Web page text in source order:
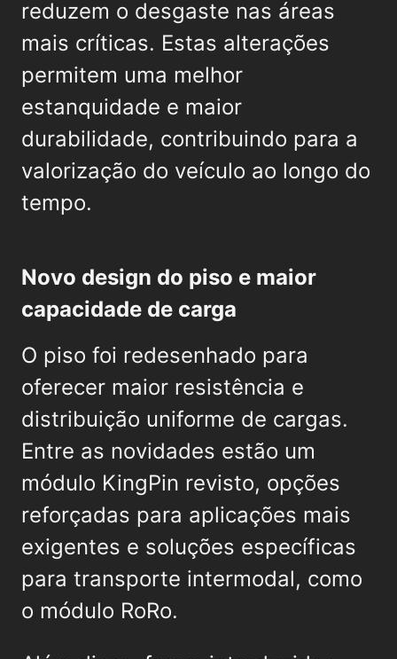
reduzem o desgaste nas áreas
mais críticas. Estas alterações
permitem uma melhor
estanquidade e maior
durabilidade, contribuindo para a
valorização do veículo ao longo do
tempo.
Novo design do piso e maior
capacidade de carga
O piso foi redesenhado para
oferecer maior resistência e
distribuição uniforme de cargas.
Entre as novidades estão um
módulo KingPin revisto, opções
reforçadas para aplicações mais
exigentes e soluções específicas
para transporte intermodal, como
o módulo RoRo.